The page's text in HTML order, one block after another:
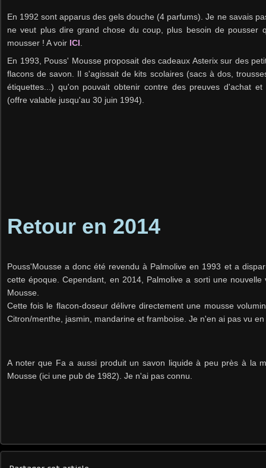
En 1992 sont apparus des gels douche (4 parfums). Je ne savais
ne veut plus dire grand chose du coup, plus besoin de pousser
mousser ! A voir ICI
En 1993, Pouss' Mousse proposait des cadeaux Asterix sur des
flacons de savon. Il s'agissait de kits scolaires (sacs à dos,
étiquettes...) qu'on pouvait obtenir contre des preuves d'achat
(offre valable jusqu'au 30 juin 1994).
Retour en 2014
Pouss'Mousse a donc été revendu à Palmolive en 1993 et a
cette époque.Cependant, en 2014, Palmolive a sorti une nouvelle
Mousse.
Cette fois le flacon-doseur délivre directement une mousse
Citron/menthe, jasmin, mandarine et framboise. Je n'en ai pas vu
A noter que Fa a aussi produit un savon liquide à peu près à la
Mousse (ici une pub de 1982). Je n'ai pas connu.